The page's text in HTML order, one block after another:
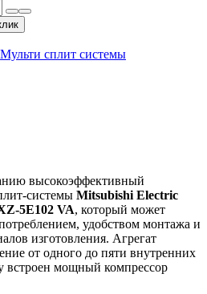
Мульти сплит системы
высокоэффективный
системы Mitsubishi Electric
5Е102 VA, который может
удобством монтажа и
изготовления. Агрегат
от одного до пяти внутренних
встроен мощный компрессор